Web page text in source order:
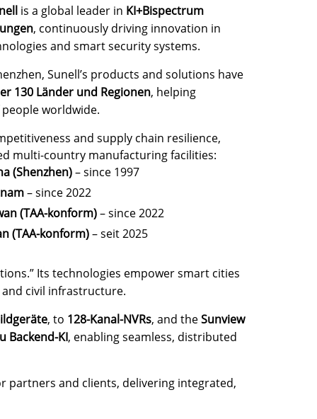
is a global leader in KI+Bispectrum
, continuously driving innovation in
and smart security systems.
Sunell’s products and solutions have
130 Länder und Regionen, helping
worldwide.
and supply chain resilience,
multi-country manufacturing facilities:
(Shenzhen)– since 1997
– since 2022
(TAA-konform)– since 2022
(TAA-konform)– seit 2025
Its technologies empower smart cities
civil infrastructure.
, to 128-Kanal-NVRs, and theSunview
Backend-KI, enabling seamless, distributed
partners and clients, delivering integrated,